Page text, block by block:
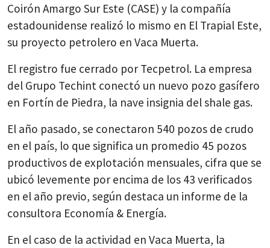
Coirón Amargo Sur Este (CASE) y la compañía
estadounidense realizó lo mismo en El Trapial Este,
su proyecto petrolero en Vaca Muerta.
El registro fue cerrado por Tecpetrol. La empresa
del Grupo Techint conectó un nuevo pozo gasífero
en Fortín de Piedra, la nave insignia del shale gas.
El año pasado, se conectaron 540 pozos de crudo
en el país, lo que significa un promedio 45 pozos
productivos de explotación mensuales, cifra que se
ubicó levemente por encima de los 43 verificados
en el año previo, según destaca un informe de la
consultora Economía & Energía.
En el caso de la actividad en Vaca Muerta, la